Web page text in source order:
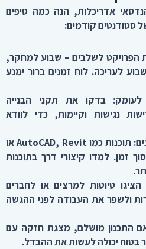
אדריכלות, הנה כמה טיפים
סטודנטים קודמים:
הפרויקט לשלבים – שבוע למחקר,
לעריכה. לוח זמנים ברור ימנע
: בדקו את תקני הבנייה
נגישות וקיימות, כדי לוודא
: תוכנות כמוAutoCAD, Revit
או
זמן. למדו קיצורי דרך בתוכנות
.
הציגו טיוטות למרצים או לחברים
ולשפר את העבודה לפני ההגשה
התכנון מושלם, מצגת חזקה עם
בטוח יכולה לעשות את ההבדל.